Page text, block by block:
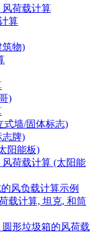
风荷载计算
算
筑物)
)
式墙/固体标志)
志牌)
阳能板)
风荷载计算 (太阳能
风负载计算示例
载计算, 坦克, 和筒
圆形垃圾箱的风荷载